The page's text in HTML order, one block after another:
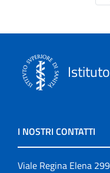
I NOSTRI CONTATTI
Viale Regina Elena